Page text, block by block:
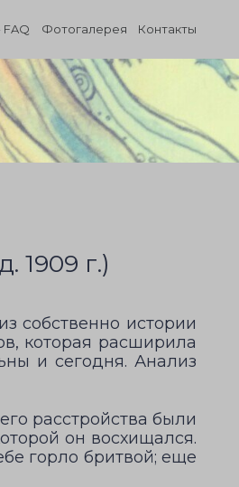
FAQ Фотогалерея Контакты
1909 г.)
собственно истории
которая расширила
и сегодня. Анализ
расстройства были
он восхищался.
горло бритвой; еще